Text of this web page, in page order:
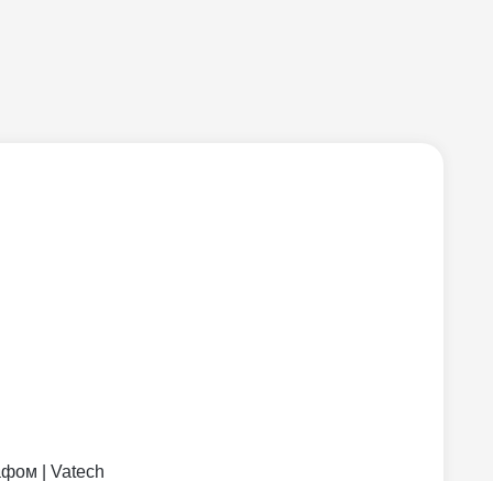
| Vatech